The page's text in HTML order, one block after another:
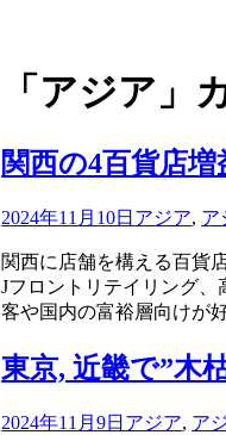
「アジア」
関西の4百貨店
2024年11月10日 アジア, ア
関西に店舗を構える百貨
Jフロントリテイリング
客や国内の富裕層向けが
東京, 近畿で”木
2024年11月9日 アジア, ア